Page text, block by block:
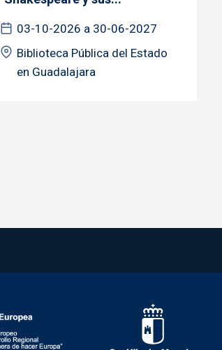
03-10-2026 a 30-06-2027
Biblioteca Pública del Estado
en Guadalajara